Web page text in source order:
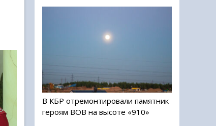
В КБР отремонтировали памятник
героям ВОВ на высоте «910»